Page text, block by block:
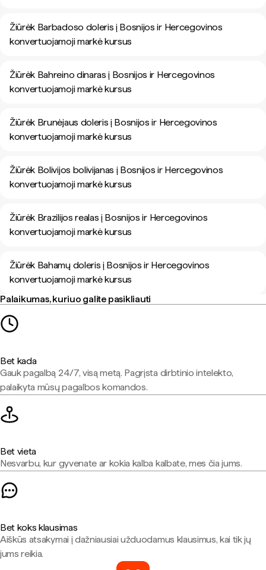
Žiūrėk Barbadoso doleris į Bosnijos ir Hercegovinos
konvertuojamoji markė kursus
Žiūrėk Bahreino dinaras į Bosnijos ir Hercegovinos
konvertuojamoji markė kursus
Žiūrėk Brunėjaus doleris į Bosnijos ir Hercegovinos
konvertuojamoji markė kursus
Žiūrėk Bolivijos bolivijanas į Bosnijos ir Hercegovinos
konvertuojamoji markė kursus
Žiūrėk Brazilijos realas į Bosnijos ir Hercegovinos
konvertuojamoji markė kursus
Žiūrėk Bahamų doleris į Bosnijos ir Hercegovinos
konvertuojamoji markė kursus
Palaikumas, kuriuo galite pasikliauti
Bet kada
Gauk pagalbą 24/7, visą metą. Pagrįsta dirbtinio intelekto,
palaikyta mūsų pagalbos komandos.
Bet vieta
Nesvarbu, kur gyvenate ar kokia kalba kalbate, mes čia jums.
Bet koks klausimas
Aiškūs atsakymai į dažniausiai užduodamus klausimus, kai tik jų
jums reikia.